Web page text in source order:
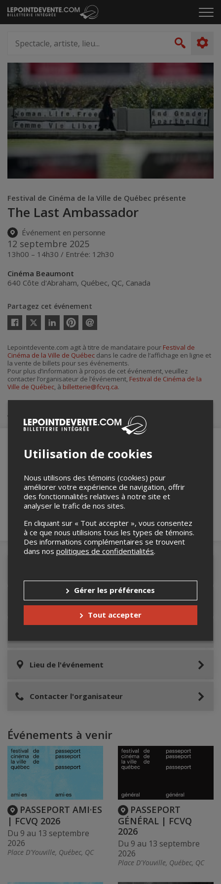
Passer
au
le
artiste,
lieu...
Festival de Cinéma de la Ville de Québec présente
The Last Ambassador
Événement en personne
12 septembre 2025
13h00 – 14h30 / Entrée: 12h30
Cinéma Beaumont
640 Côte d'Abraham, Québec, QC, Canada
Partagez cet événement
Twitter
courriel
Lepointdevente.com agit à titre de mandataire pour Festival de
Cinéma de la Ville de Québec dans le cadre de l’affichage en ligne et
la vente de billets pour ses événements.
Pour plus d’information à propos de cet événement, veuillez
contacter l’organisateur de l’événement, Festival de Cinéma de la
Ville de Québec, à billetterie@fcvq.ca.
Achat de billets
robot ci-bas.
Accès au site de l'événement
Lieu de l'événement
Contacter l'organisateur
Événements à venir
PASSEPORT AMI·ES
| FCVQ 2026
Du 9 au 13 septembre
2026
Place D'Youville, Québec, QC
PASSEPORT
GÉNÉRAL | FCVQ
2026
Du 9 au 13 septembre
2026
Place D'Youville, Québec, QC
Utilisation de cookies
Nous utilisons des témoins (cookies) pour
améliorer votre expérience de navigation, offrir
des fonctionnalités relatives à notre site et
analyser le trafic de nos sites.
En cliquant sur « Tout accepter », vous consentez
à ce que nous utilisions tous les types de témoins.
Des informations complémentaires se trouvent
dans nos politiques de confidentialités.
Gérer les préférences
Tout accepter